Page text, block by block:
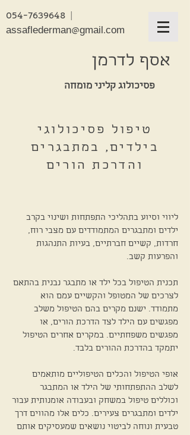
054-7639648
assaflederman@gmail.com
אסף לדרמן
פסיכולוג קליני מומחה
טיפול פסיכולוגי
בילדים, במתבגרים
והדרכת הורים
ליווי וסיוע בתהליכי התפתחות ושינוי בקרב
ילדים ומתבגרים המתמודדים עם מצבי רוח,
חרדות, קשיים חברתיים, בעיות התנהגות
והפרעות קשב.
תכנית הטיפול בכל ילד או מתבגר נבנית בהתאם
לצרכים של המטופל והקשיים עמם הוא
מתמודד. ישנם מקרים בהם הטיפול משלב
מפגשים עם הילד לצד הדרכת הורים, או
מפגשים משפחתיים. במקרים אחרים הטיפול
יתמקד בהדרכת ההורים בלבד.
אופי הטיפול והכלים הטיפוליים מותאמים
לשלב ההתפתחותי של הילד או המתבגר
וכוללים טיפול במשחק ובעבודה אומנותית עבור
ילדים ומתבגרים צעירים. כלים אלו מהווים דרך
טבעית ונוחה לביטוי נושאים שמעסיקים אותם